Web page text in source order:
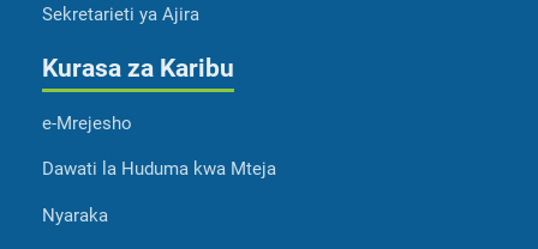
Sekretarieti ya Ajira
Kurasa za Karibu
e-Mrejesho
Dawati la Huduma kwa Mteja
Nyaraka